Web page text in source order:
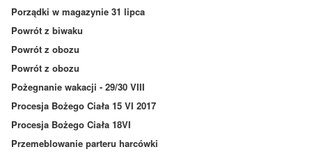
Porządki w magazynie 31 lipca
Powrót z biwaku
Powrót z obozu
Powrót z obozu
Pożegnanie wakacji - 29/30 VIII
Procesja Bożego Ciała 15 VI 2017
Procesja Bożego Ciała 18VI
Przemeblowanie parteru harcówki